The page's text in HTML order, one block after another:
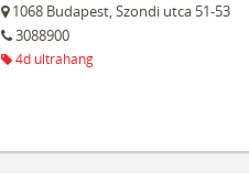
1068 Budapest,Szondi utca 51-53
3088900
4d ultrahang